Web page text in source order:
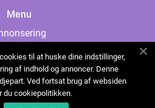
Menu
Cookies
oss
Sitemap
til at huske dine indstillinger,
af indhold og annoncer. Denne
Ved fortsat brug af websiden
du cookiepolitikken.